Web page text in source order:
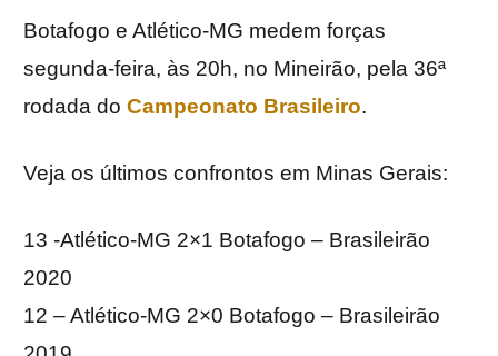
Botafogo e Atlético-MG medem forças
segunda-feira, às 20h, no Mineirão, pela 36ª
rodada do Campeonato Brasileiro.
Veja os últimos confrontos em Minas Gerais:
13 -Atlético-MG 2×1 Botafogo – Brasileirão
2020
12 – Atlético-MG 2×0 Botafogo – Brasileirão